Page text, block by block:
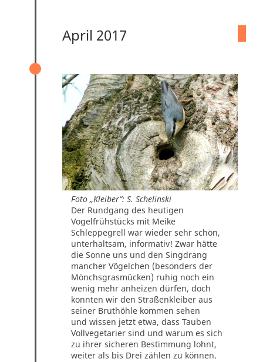
April 2017
Foto „Kleiber“: S. Schelinski
Der Rundgang des heutigen
Vogelfrühstücks mit Meike
Schleppegrell war wieder sehr schön,
unterhaltsam, informativ! Zwar hätte
die Sonne uns und den Singdrang
mancher Vögelchen (besonders der
Mönchsgrasmücken) ruhig noch ein
wenig mehr anheizen dürfen, doch
konnten wir den Straßenkleiber aus
seiner Bruthöhle kommen sehen
und wissen jetzt etwa, dass Tauben
Vollvegetarier sind und warum es sich
zu ihrer sicheren Bestimmung lohnt,
weiter als bis Drei zählen zu können.